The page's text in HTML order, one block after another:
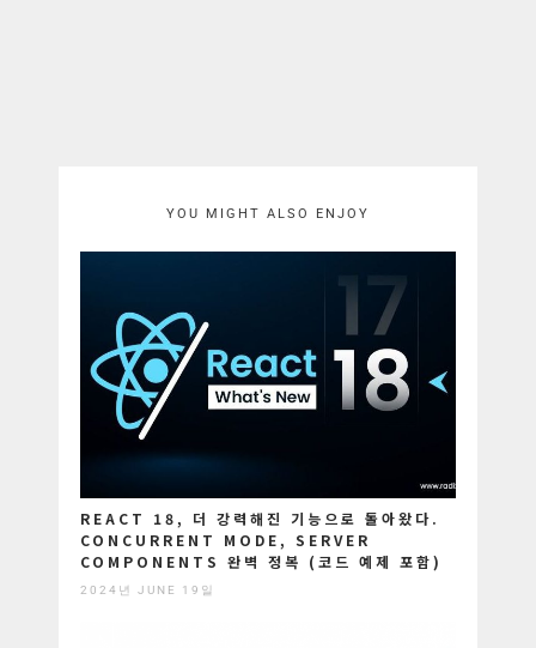
YOU MIGHT ALSO ENJOY
REACT 18, 더 강력해진 기능으로 돌아왔다.
CONCURRENT MODE, SERVER
COMPONENTS 완벽 정복 (코드 예제 포함)
2024년 JUNE 19일